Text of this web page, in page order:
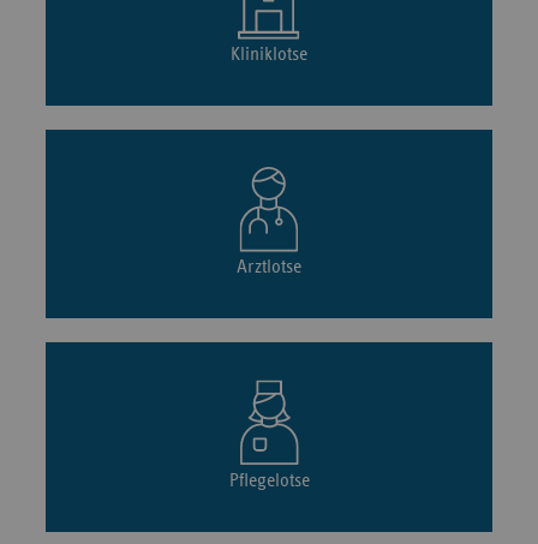
Kliniklotse
Arztlotse
Pflegelotse